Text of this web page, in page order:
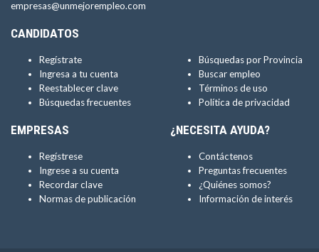
empresas@unmejorempleo.com
CANDIDATOS
Regístrate
Ingresa a tu cuenta
Reestablecer clave
Búsquedas frecuentes
Búsquedas por Provincia
Buscar empleo
Términos de uso
Política de privacidad
EMPRESAS
Regístrese
Ingrese a su cuenta
Recordar clave
Normas de publicación
¿NECESITA AYUDA?
Contáctenos
Preguntas frecuentes
¿Quiénes somos?
Información de interés